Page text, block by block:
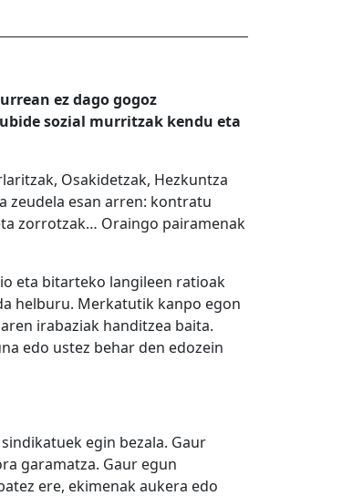
ez dago gogoz
sozial murritzak kendu eta
Osakidetzak, Hezkuntza
zeudela esan arren: kontratu
zorrotzak… Oraingo pairamenak
eta bitarteko langileen ratioak
helburu. Merkatutik kanpo egon
irabaziak handitzea baita.
edo ustez behar den edozein
egin bezala. Gaur
garamatza. Gaur egun
ere, ekimenak aukera edo